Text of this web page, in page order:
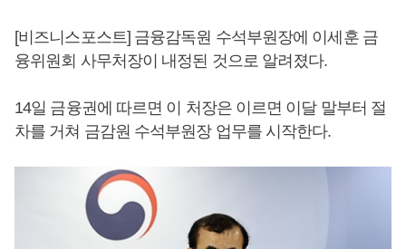
[비즈니스포스트] 금융감독원 수석부원장에 이세훈 금
융위원회 사무처장이 내정된 것으로 알려졌다.
14일 금융권에 따르면 이 처장은 이르면 이달 말부터 절
차를 거쳐 금감원 수석부원장 업무를 시작한다.